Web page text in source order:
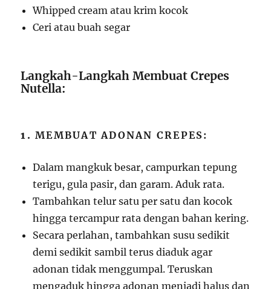
Whipped cream atau krim kocok
Ceri atau buah segar
Langkah-Langkah Membuat Crepes
Nutella:
1.MEMBUAT ADONAN CREPES:
Dalam mangkuk besar, campurkan tepung
terigu, gula pasir, dan garam. Aduk rata.
Tambahkan telur satu per satu dan kocok
hingga tercampur rata dengan bahan kering.
Secara perlahan, tambahkan susu sedikit
demi sedikit sambil terus diaduk agar
adonan tidak menggumpal. Teruskan
mengaduk hingga adonan menjadi halus dan